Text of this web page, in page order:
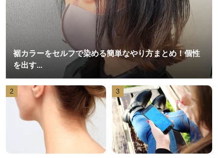
裾カラーをセルフで染める簡単なやり方まとめ！個性
を出す...
2 3